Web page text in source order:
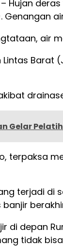
– Hujan
air
Barat
Gelar
terpaksa
terjadi di
di depan
tidak